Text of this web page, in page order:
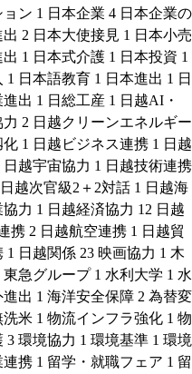
ョン 1 日本企業 4 日本企業の
出 2 日本大使接見 1 日本小売
出 1 日本式介護 1 日本投資 1
1 日本語教育 1 日本進出 1 日
進出 1 日総工産 1 日越AI・
2 日越クリーンエネルギー
化 1 日越ビジネス連携 1 日越
日越宇宙協力 1 日越技術連携
日越次官級2＋2対話 1 日越海
協力 1 日越経済協力 12 日越
携 2 日越航空連携 1 日越貿
1 日越関係 23 映画協力 1 木
東急グループ 1 水利大学 1 水
出 1 海洋安全保障 2 為替変
洗米 1 物流インフラ強化 1 物
3 環境協力 1 環境基準 1 環境
連携 1 留学・就職フェア 1 留